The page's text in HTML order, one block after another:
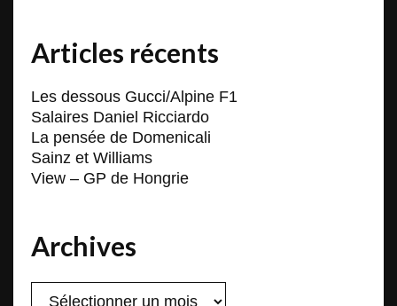
Articles récents
Les dessous Gucci/Alpine F1
Salaires Daniel Ricciardo
La pensée de Domenicali
Sainz et Williams
View – GP de Hongrie
Archives